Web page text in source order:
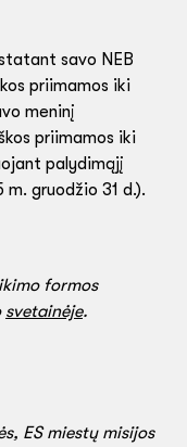
savo NEB
priimamos iki
meninį
priimamos iki
palydimąjį
gruodžio 31 d.).
formos
svetainėje.
ES miestų misijos